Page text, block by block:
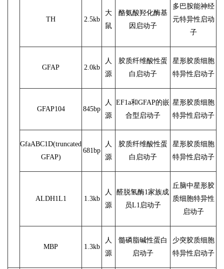
TH 2.5kb
大
鼠
酪氨酸羟化酶基
因启动子
多巴胺能神经
元特异性启动
子
GFAP 2.0kb
人
源
胶质纤维酸性蛋
白启动子
星形胶质细胞
特异性启动子
GFAP104 845bp
人
源
EF1a和GFAP的嵌
合型启动子
星形胶质细胞
特异性启动子
GfaABC1D(truncated
GFAP)
681bp
人
源
胶质纤维酸性蛋
白启动子
星形胶质细胞
特异性启动子
ALDH1L1 1.3kb
人
源
醛脱氢酶1家族成
员L1启动子
丘脑中星形胶
质细胞特异性
启动子
MBP 1.3kb
人
源
髓磷脂碱性蛋白
启动子
少突胶质细胞
特异性启动子